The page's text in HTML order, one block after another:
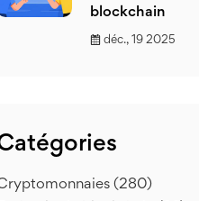
blockchain
déc., 19 2025
(280)